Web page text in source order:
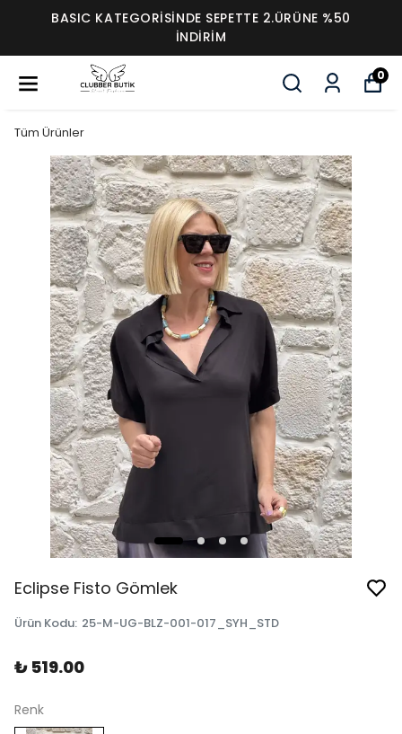
BASIC KATEGORİSİNDE SEPETTE 2.ÜRÜNE %50
İNDİRİM
0
Tüm Ürünler
Eclipse Fisto Gömlek
Ürün Kodu: 25-M-UG-BLZ-001-017_SYH_STD
₺ 519.00
Renk